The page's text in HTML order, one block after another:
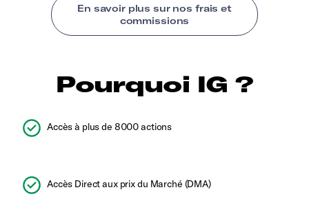
Pourquoi IG ?
Accès à plus de 8000 actions
Accès Direct aux prix du Marché (DMA)